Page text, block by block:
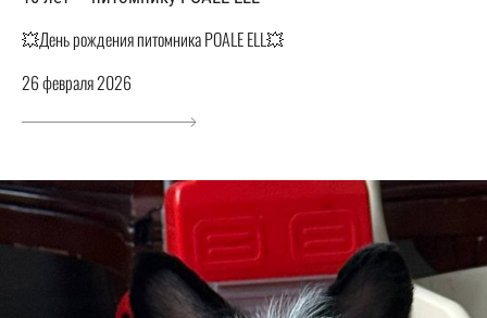
💥День рождения питомника POALE ELL💥
26 февраля 2026